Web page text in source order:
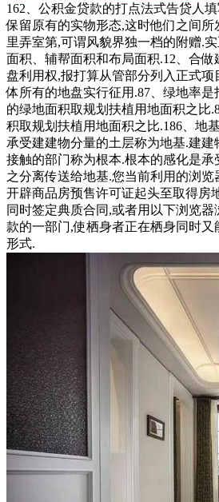
162、公积金贷款的打点法式告贷人
保留原有的实物形态,这时他们之间
里弄室第,可谓风貌界独一档的附赠.
面积、辅帮面积和布局面积.12、合
盘利用权,报打算从管部分列入正式
体所有的地盘实行征用.87、绿地率
的绿地面积取规划扶植用地面积之比
积取规划扶植用地面积之比.186、地
承受建建物分量的土层称为地基.建
接触的部门称为根本.根本的感化是
之分离传送给地基.您当前利用的浏
开辟商品房预售许可证起头至取得房
同时签定典质合同,或者用以下浏览器
款的一部门,使栖身者正在栖身同时
形式.